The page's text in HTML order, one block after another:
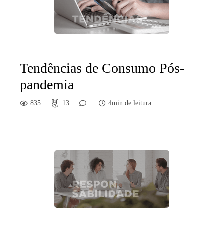
Tendências de Consumo Pós-
pandemia
835 13 4min de leitura